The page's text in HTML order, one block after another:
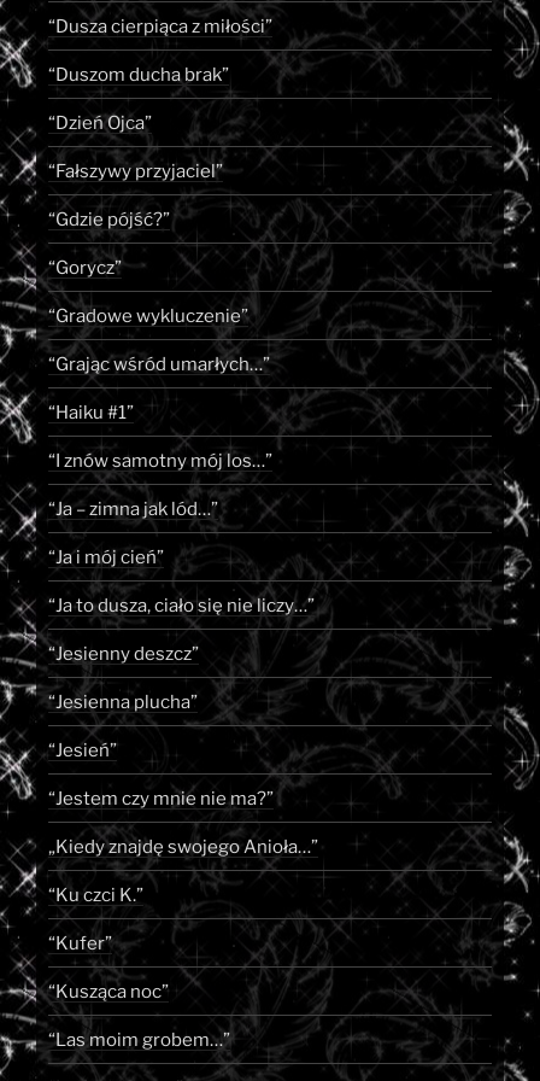
“Dusza cierpiąca z miłości”
“Duszom ducha brak”
“Dzień Ojca”
“Fałszywy przyjaciel”
“Gdzie pójść?”
“Gorycz”
“Gradowe wykluczenie”
“Grając wśród umarłych…”
“Haiku #1”
“I znów samotny mój los…”
“Ja – zimna jak lód…”
“Ja i mój cień”
“Ja to dusza, ciało się nie liczy…”
“Jesienny deszcz”
“Jesienna plucha”
“Jesień”
“Jestem czy mnie nie ma?”
„Kiedy znajdę swojego Anioła…”
“Ku czci K.”
“Kufer”
“Kusząca noc”
“Las moim grobem…”